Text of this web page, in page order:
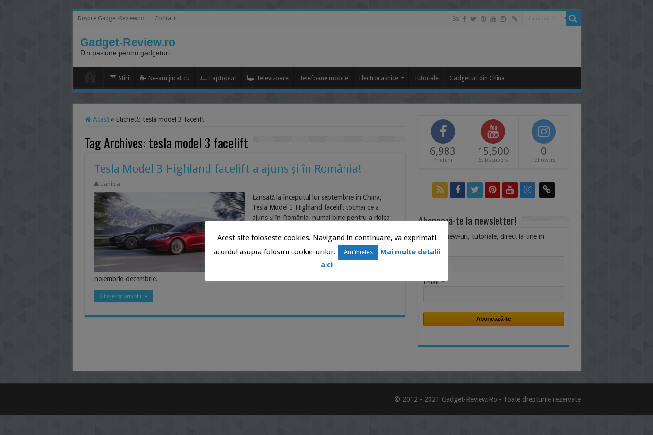
Despre Gadget-Review.ro Contact
Gadget-Review.ro
Din pasiune pentru gadgeturi
Stiri Ne-am jucat cu Laptopuri Televizoare Telefoane mobile Electrocasnice Tutoriale Gadgeturi din China
Acasă » Etichetă: tesla model 3 facelift
Tag Archives: tesla model 3 facelift
Tesla Model 3 Highland facelift a ajuns și în România!
Daniela
Lansată la începutul lui septembrie în China,
Tesla Model 3 Highland facelift tocmai ce a
ajuns și în România, numai bine pentru a ridica
an. Autoturismul poate fi deja comandat, însă
momentan pentru Europa este disponibil doar
Standard Range, nu și varianta Long Range.
Aceasta urmând să fie disponibilă undeva prin
noiembrie-decembrie. …
Citește tot articolul »
6,983
Prieteni
15,500
Subscribers
0
Followers
Abonează-te la newsletter!
Știri, review-uri, tutoriale, direct la tine în
Nume
Email*
© 2012 - 2021 Gadget-Review.Ro - Toate drepturile rezervate
Acest site foloseste cookies. Navigand in continuare, va exprimati
acordul asupra folosirii cookie-urilor.
Am înțeles
Mai multe detalii
aici